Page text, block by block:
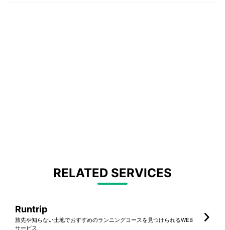
RELATED SERVICES
Runtrip
旅先や知らない土地でおすすめのランニングコースを見つけられるWEB
サービス